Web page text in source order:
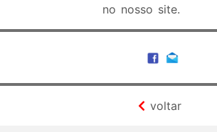
no nosso site.
voltar